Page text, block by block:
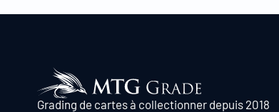
Grading de cartes à collectionner depuis 2018